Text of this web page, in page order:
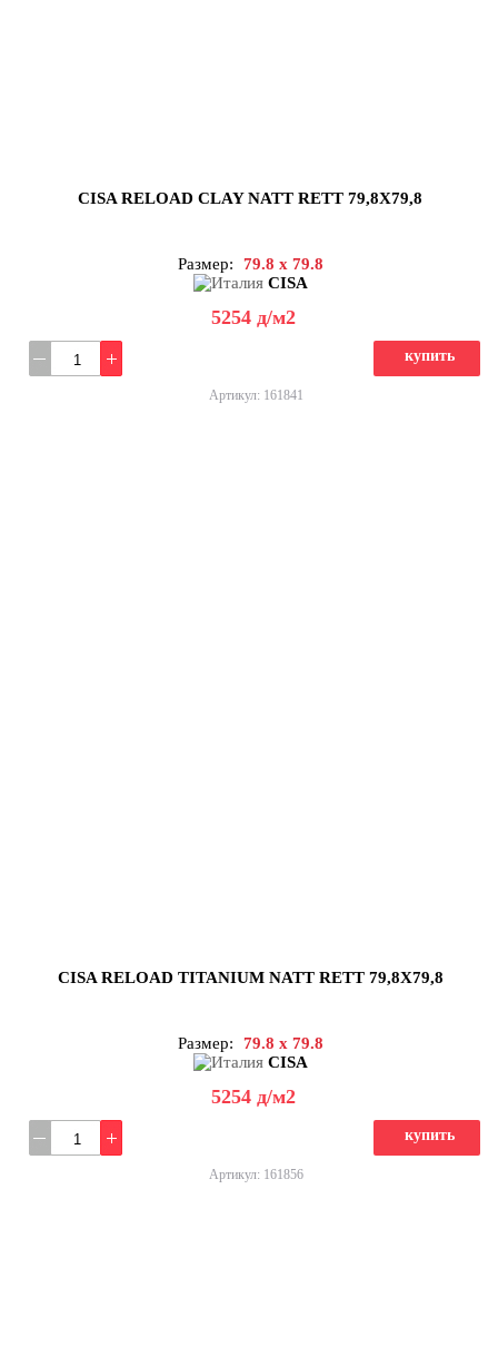
CISA RELOAD CLAY NATT RETT 79,8X79,8
Размер:
79.8 x 79.8
CISA
5254 д/м2
купить
Артикул: 161841
CISA RELOAD TITANIUM NATT RETT 79,8X79,8
Размер:
79.8 x 79.8
CISA
5254 д/м2
купить
Артикул: 161856